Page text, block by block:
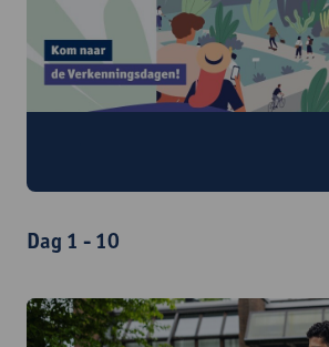
Dag 1 - 10